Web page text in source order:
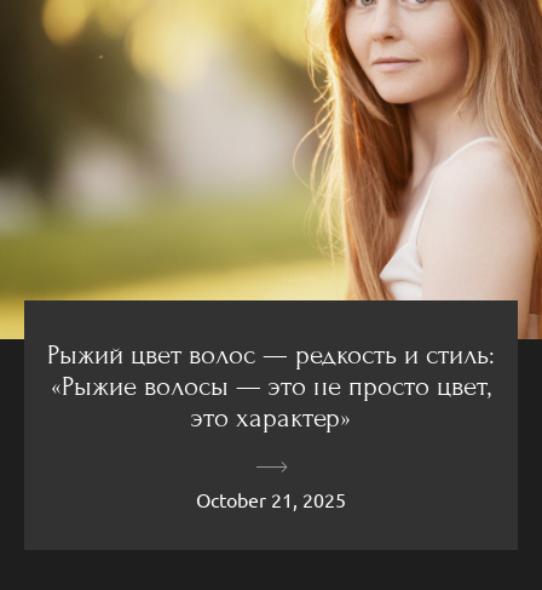
Рыжий цвет волос — редкость и стиль:
«Рыжие волосы — это не просто цвет,
это характер»
October 21, 2025